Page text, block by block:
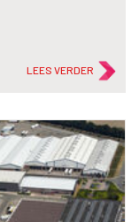
LEES VERDER